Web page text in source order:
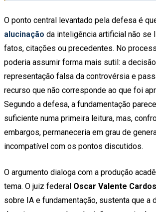
O ponto central levantado pela defesa é
alucinação da inteligência artificial não se
fatos, citações ou precedentes. No
poderia assumir forma mais sutil: a
representação falsa da controvérsia e
recurso que não corresponde ao que foi
Segundo a defesa, a fundamentação
suficiente numa primeira leitura, mas,
embargos, permaneceria em grau de
incompatível com os pontos discutidos.
O argumento dialoga com a produção
tema. O juiz federal Oscar Valente
sobre IA e fundamentação, sustenta que a